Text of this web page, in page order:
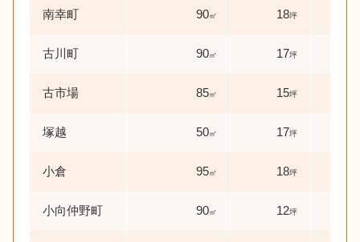
南幸町 90㎡ 18坪
古川町 90㎡ 17坪
古市場 85㎡ 15坪
塚越 50㎡ 17坪
小倉 95㎡ 18坪
小向仲野町 90㎡ 12坪